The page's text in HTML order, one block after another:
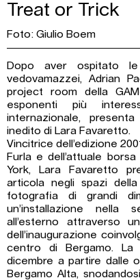
Treat or Trick
Foto: Giulio Boem
Dopo aver ospitato le
vedovamazzei, Adrian
project room della
esponenti più
internazionale,
inedito di Lara Favaretto.
Vincitrice dell’edizione
Furla e dell’attuale
York, Lara Favaretto
articola negli spazi
fotografia di grandi
un’installazione nella
all’esterno attraverso
dell’inaugurazione
centro di Bergamo. La
dicembre a partire dalle
Bergamo Alta,